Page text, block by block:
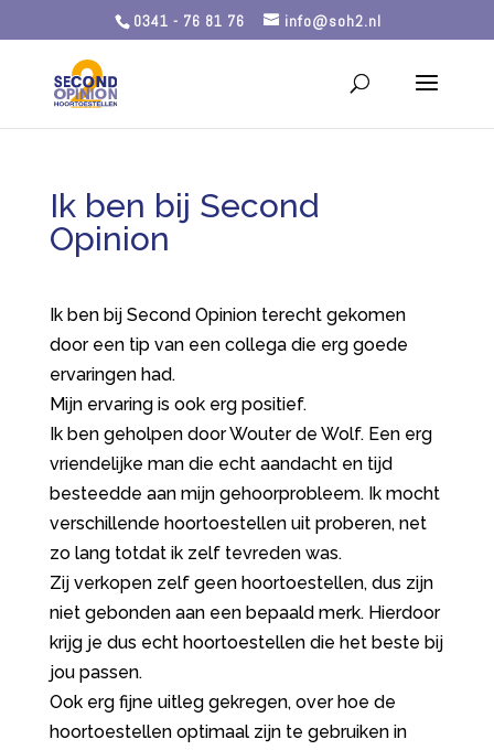
0341 - 76 81 76 info@soh2.nl
Ik ben bij Second
Opinion
Ik ben bij Second Opinion terecht gekomen
door een tip van een collega die erg goede
ervaringen had.
Mijn ervaring is ook erg positief.
Ik ben geholpen door Wouter de Wolf. Een erg
vriendelijke man die echt aandacht en tijd
besteedde aan mijn gehoorprobleem. Ik mocht
verschillende hoortoestellen uit proberen, net
zo lang totdat ik zelf tevreden was.
Zij verkopen zelf geen hoortoestellen, dus zijn
niet gebonden aan een bepaald merk. Hierdoor
krijg je dus echt hoortoestellen die het beste bij
jou passen.
Ook erg fijne uitleg gekregen, over hoe de
hoortoestellen optimaal zijn te gebruiken in